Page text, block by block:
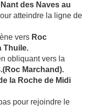
Nant des Naves au
atteindre la ligne de
vers Roc
Thuile.
obliquant vers la
Marchand).
la Roche de Midi
pour rejoindre le